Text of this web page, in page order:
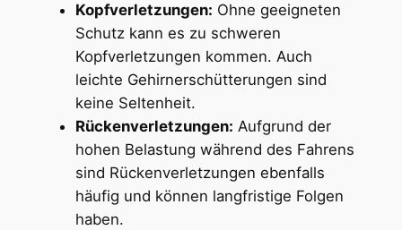
Kopfverletzungen: Ohne geeigneten
Schutz kann es zu schweren
Kopfverletzungen kommen. Auch
leichte Gehirnerschütterungen sind
keine Seltenheit.
Rückenverletzungen: Aufgrund der
hohen Belastung während des Fahrens
sind Rückenverletzungen ebenfalls
häufig und können langfristige Folgen
haben.